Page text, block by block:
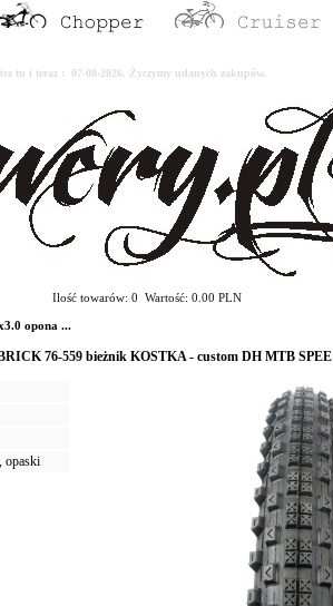
tu i teraz : 07-08-2026. Życzymy udanych zakupów.
Ilość towarów: 0 Wartość: 0.00 PLN
opona ...
76-559 bieżnik KOSTKA - custom DH MTB SPEE
opaski